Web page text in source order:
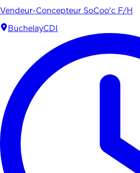
Vendeur-Concepteur SoCoo'c F/H
BuchelayCDI